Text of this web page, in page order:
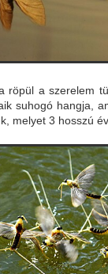
a szerelem
suhogó hangja,
melyet 3 hosszú